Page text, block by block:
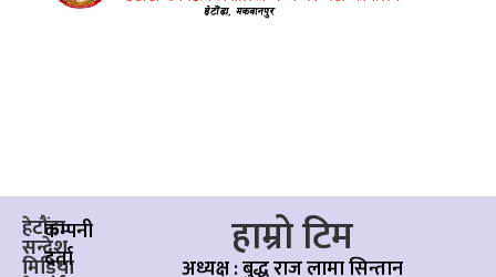
हेटौंडा
सन्देश
मिडिया
कम्पनी
दर्ता
हाम्रो टिम
अध्यक्ष : बुद्ध राज लामा सिन्तान